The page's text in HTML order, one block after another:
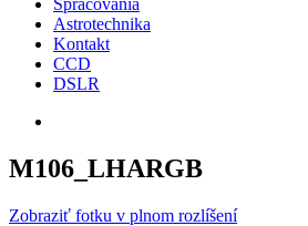
Spracovania
Astrotechnika
Kontakt
CCD
DSLR
M106_LHARGB
Zobraziť fotku v plnom rozlíšení